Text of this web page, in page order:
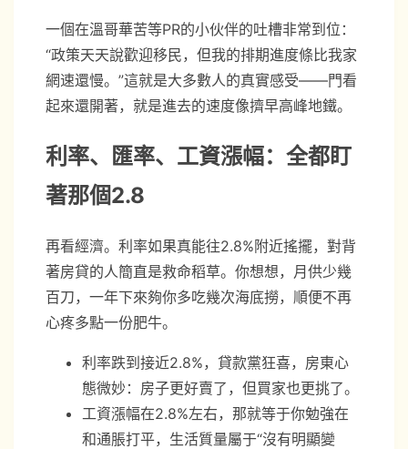
一個在溫哥華苦等PR的小伙伴的吐槽非常到位：
“政策天天說歡迎移民，但我的排期進度條比我家
網速還慢。”這就是大多數人的真實感受——門看
起來還開著，就是進去的速度像擠早高峰地鐵。
利率、匯率、工資漲幅：全都盯
著那個2.8
再看經濟。利率如果真能往2.8%附近搖擺，對背
著房貸的人簡直是救命稻草。你想想，月供少幾
百刀，一年下來夠你多吃幾次海底撈，順便不再
心疼多點一份肥牛。
利率跌到接近2.8%，貸款黨狂喜，房東心
態微妙：房子更好賣了，但買家也更挑了。
工資漲幅在2.8%左右，那就等于你勉強在
和通脹打平，生活質量屬于“沒有明顯變